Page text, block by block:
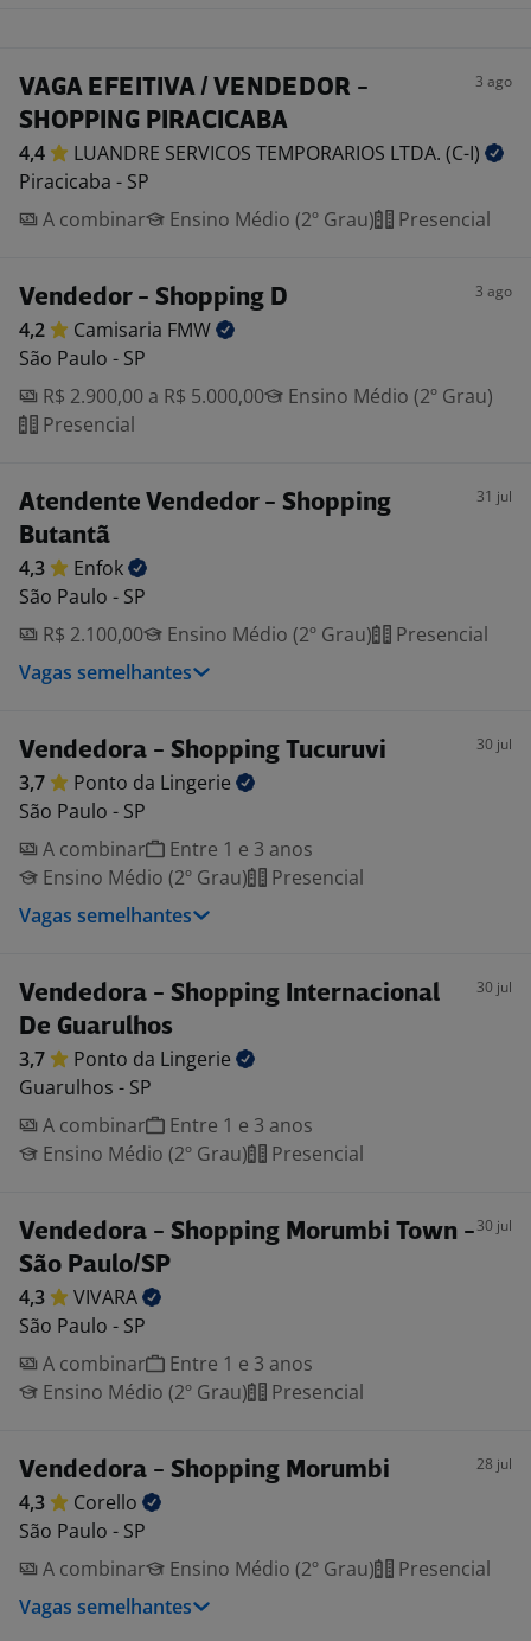
VAGA EFEITIVA / VENDEDOR -
SHOPPING PIRACICABA
3 ago
4,4 LUANDRE SERVICOS TEMPORARIOS LTDA. (C-I)
Piracicaba - SP
A combinar
Ensino Médio (2º Grau) Presencial
Vendedor - Shopping D 3 ago
4,2 Camisaria FMW
São Paulo - SP
R$ 2.900,00 a R$ 5.000,00
Ensino Médio (2º Grau)
Presencial
Atendente Vendedor - Shopping
Butantã
31 jul
4,3
Enfok
São Paulo - SP
R$ 2.100,00
Ensino Médio (2º Grau)
Presencial
Vagas semelhantes
Vendedora - Shopping Tucuruvi 30 jul
3,7 Ponto da Lingerie
São Paulo - SP
A combinar
Entre 1 e 3 anos
Ensino Médio (2º Grau)
Presencial
Vagas semelhantes
Vendedora - Shopping Internacional
De Guarulhos
30 jul
3,7 Ponto da Lingerie
Guarulhos - SP
A combinar
Entre 1 e 3 anos
Ensino Médio (2º Grau)
Presencial
Vendedora - Shopping Morumbi Town -
São Paulo/SP
30 jul
4,3
VIVARA
São Paulo - SP
A combinar
Entre 1 e 3 anos
Ensino Médio (2º Grau)
Presencial
Vendedora - Shopping Morumbi 28 jul
4,3
Corello
São Paulo - SP
A combinar
Ensino Médio (2º Grau)
Presencial
Vagas semelhantes